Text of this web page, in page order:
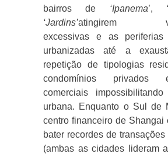
bairros de ‘Ipanema’,
‘Jardins’atingirem
excessivas e as
urbanizadas até a
repetição de tipologias
condomínios privados
comerciais
urbana. Enquanto o Sul de
centro financeiro de Shangai
bater recordes de
(ambas as cidades lideram